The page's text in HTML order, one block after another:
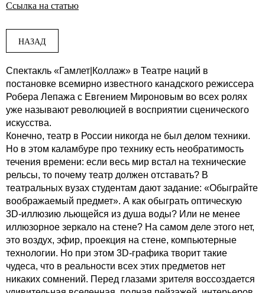
Ссылка на статью
НАЗАД
Спектакль «Гамлет|Коллаж» в Театре наций в
постановке всемирно известного канадского режиссера
Робера Лепажа с Евгением Мироновым во всех ролях
уже называют революцией в восприятии сценического
искусства.
Конечно, театр в России никогда не был делом техники.
Но в этом каламбуре про технику есть необратимость
течения времени: если весь мир встал на технические
рельсы, то почему театр должен отставать? В
театральных вузах студентам дают задание: «Обыграйте
воображаемый предмет». А как обыграть оптическую
3D-иллюзию льющейся из душа воды? Или не менее
иллюзорное зеркало на стене? На самом деле этого нет,
это воздух, эфир, проекция на стене, компьютерные
технологии. Но при этом 3D-графика творит такие
чудеса, что в реальности всех этих предметов нет
никаких сомнений. Перед глазами зрителя воссоздается